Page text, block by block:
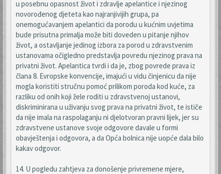
u posebnu opasnost život i zdravlje apelantice i njezinog
novorođenog djeteta kao najranjivijih grupa, pa
onemogućavanjem apelantici da porodu u kućnim uvjetima
bude prisutna primalja može biti doveden u pitanje njihov
život, a ostavljanje jedinog izbora za porod u zdravstvenim
ustanovama očigledno predstavlja povredu njezinog prava na
privatni život. Apelantica tvrdi i da je, zbog povrede prava iz
člana 8. Evropske konvencije, imajući u vidu činjenicu da nije
mogla koristiti stručnu pomoć prilikom poroda kod kuće, za
razliku od onih koji žele roditi u zdravstvenoj ustanovi,
diskriminirana u uživanju svog prava na privatni život, te ističe
da nije imala na raspolaganju ni djelotvoran pravni lijek, jer su
zdravstvene ustanove svoje odgovore davale u formi
obavještenja i odgovora, a da Opća bolnica nije uopće dala bilo
kakav odgovor.
14. U pogledu zahtjeva za donošenje privremene mjere,